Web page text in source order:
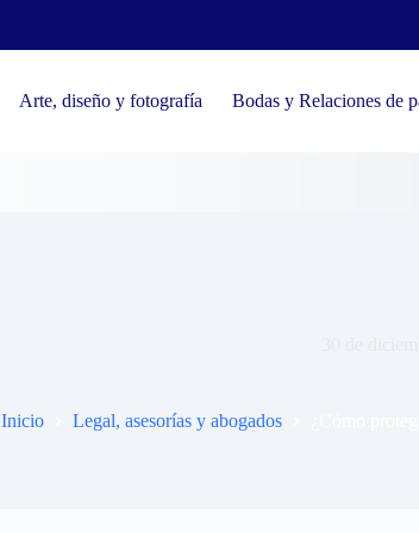
Arte, diseño y fotografía Bodas y Relaciones de
Inicio Legal, asesorías y abogados